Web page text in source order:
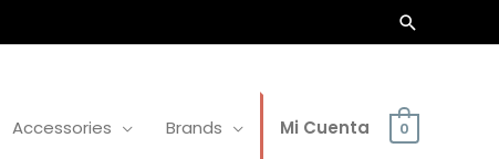
Buscar
Accessories Brands Mi Cuenta 0